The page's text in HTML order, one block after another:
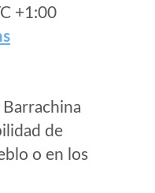
+1:00
de
o en los